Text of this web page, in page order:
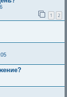
1 2